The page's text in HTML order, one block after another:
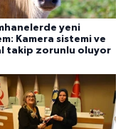
yeni
Kamera sistemi ve
takip zorunlu oluyor